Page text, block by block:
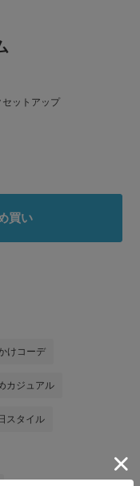
ットアップ
買い
けコーデ
カジュアル
スタイル